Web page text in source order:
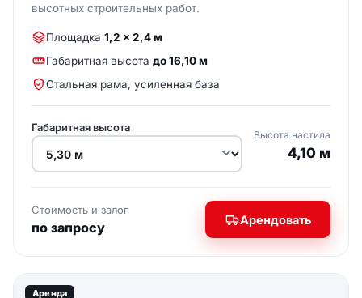
высотных строительных работ.
Площадка 1,2 × 2,4 м
Габаритная высота до 16,10 м
Стальная рама, усиленная база
Габаритная высота
Высота настила
4,10 м
Стоимость и залог
по запросу Арендовать
Аренда